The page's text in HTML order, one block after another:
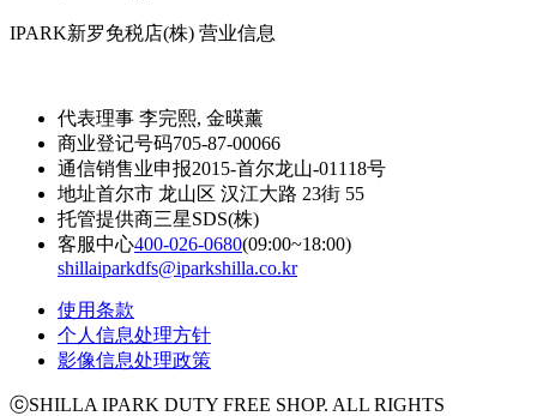
IPARK新罗免税店(株) 营业信息
代表理事 李完熙, 金暎薰
商业登记号码705-87-00066
通信销售业申报2015-首尔龙山-01118号
地址首尔市 龙山区 汉江大路 23街 55
托管提供商三星SDS(株)
客服中心400-026-0680(09:00~18:00)
shillaiparkdfs@iparkshilla.co.kr
使用条款
个人信息处理方针
影像信息处理政策
ⓒSHILLA IPARK DUTY FREE SHOP. ALL RIGHTS